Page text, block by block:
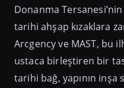
Donanma Tersanesi’nin
tarihi ahşap kızaklara
Arcgency ve MAST, bu
ustaca birleştiren bir
tarihi bağ, yapının